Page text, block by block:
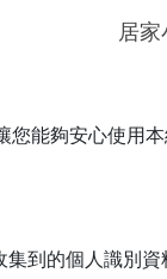
居家
能夠安心使
到的個人識別